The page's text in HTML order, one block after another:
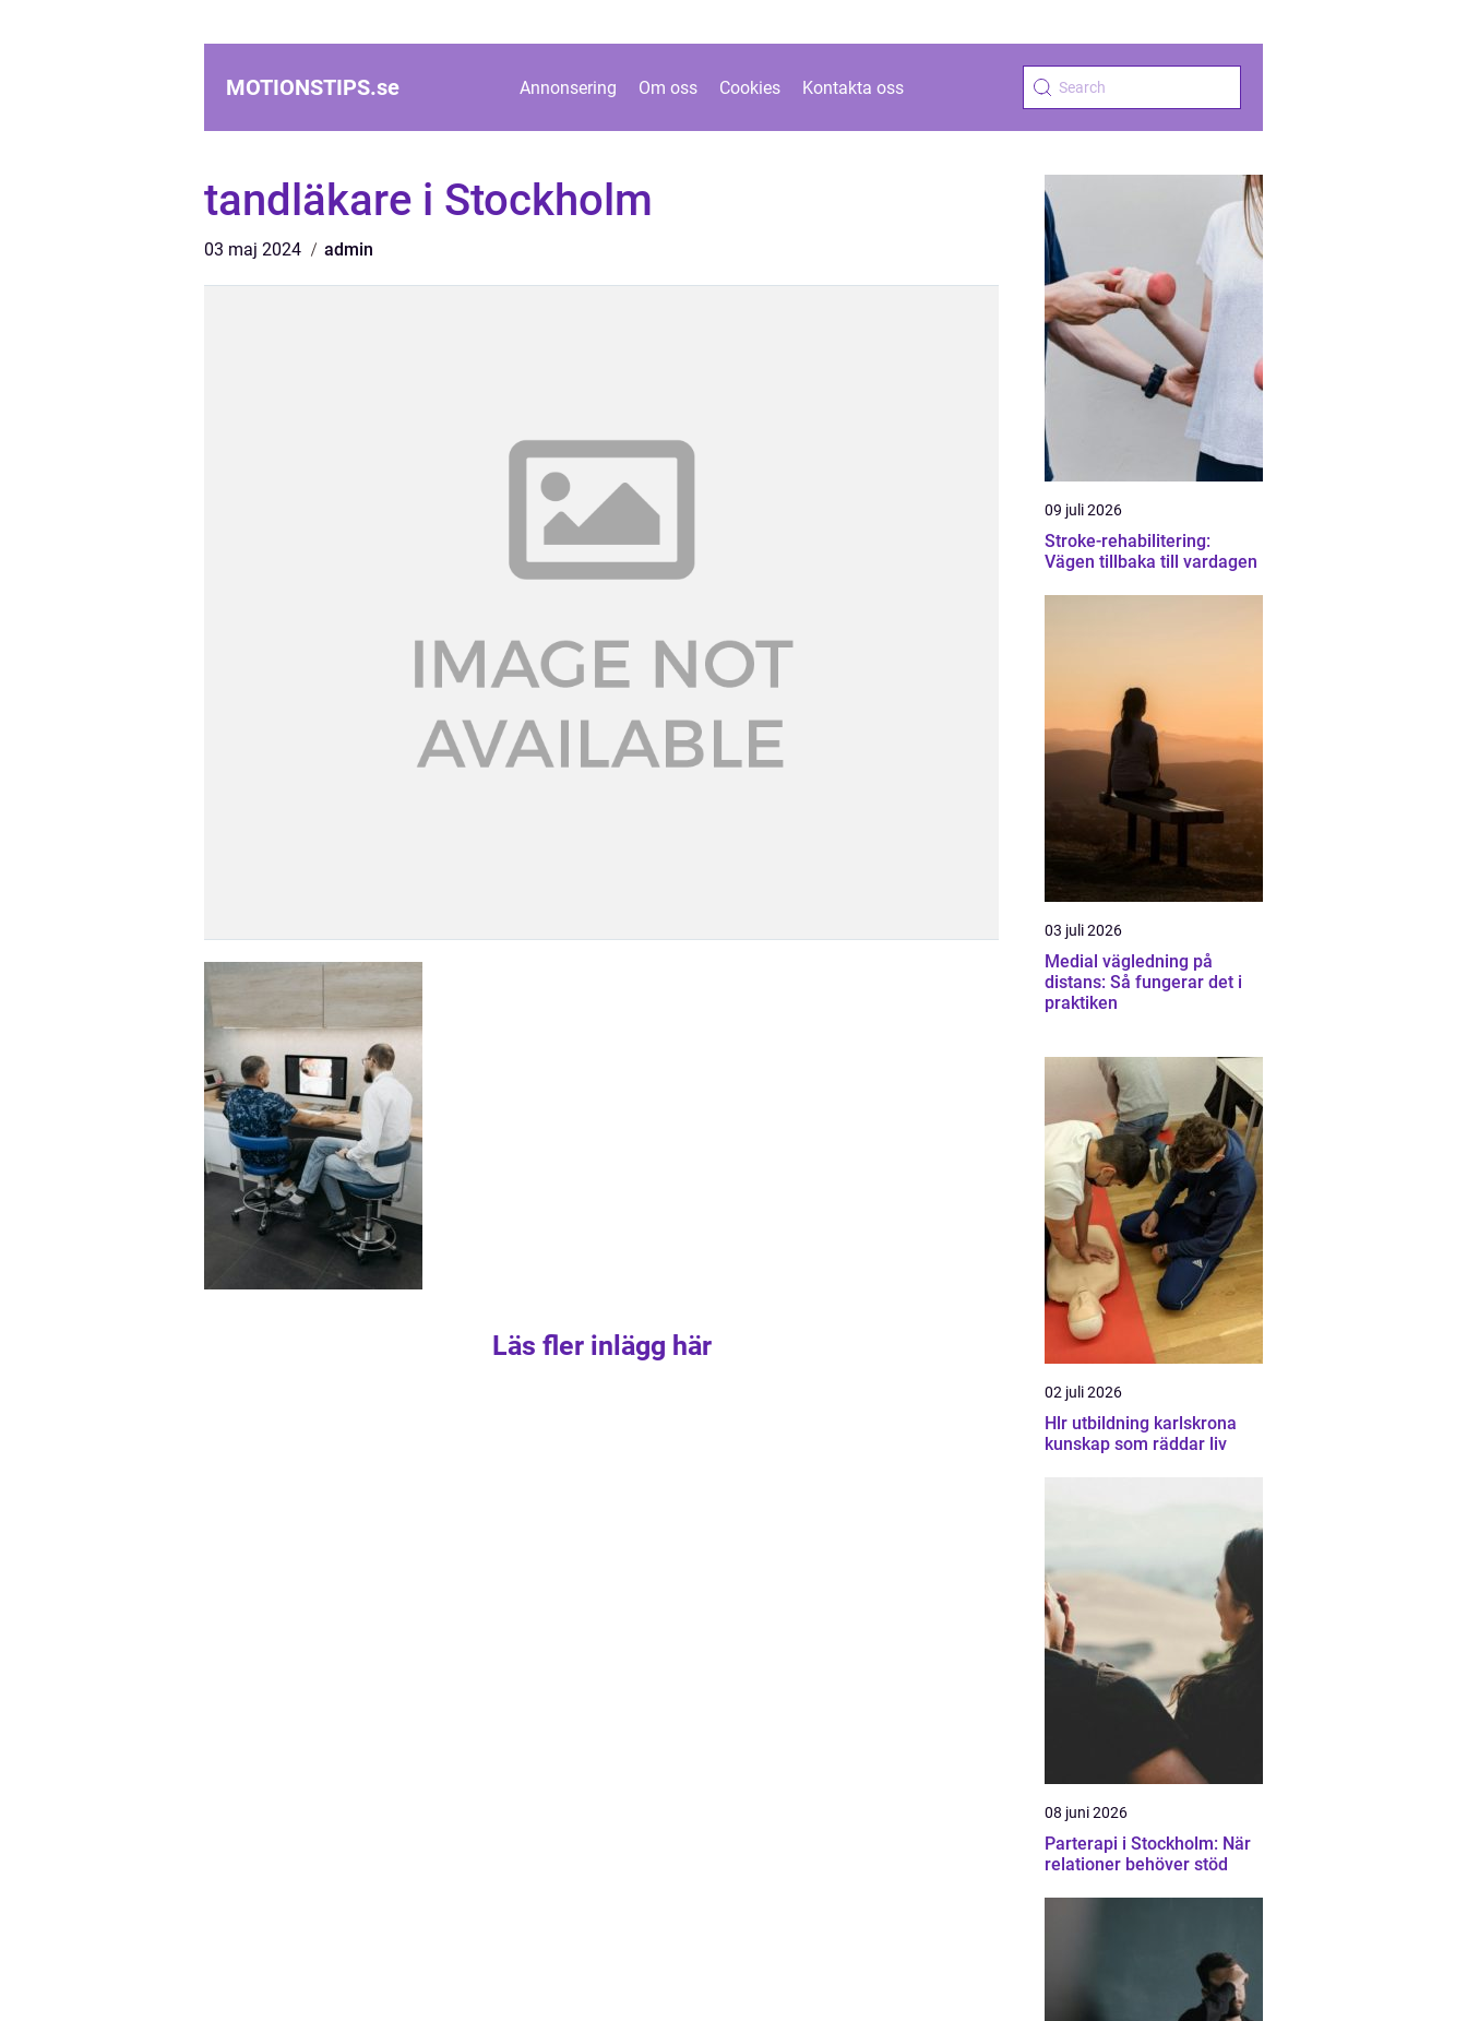
MOTIONSTIPS.se Annonsering Om oss Cookies Kontakta oss
tandläkare i Stockholm
03 maj 2024 admin
Läs fler inlägg här
09 juli 2026
Stroke-rehabilitering:
Vägen tillbaka till vardagen
03 juli 2026
Medial vägledning på
distans: Så fungerar det i
praktiken
02 juli 2026
Hlr utbildning karlskrona
kunskap som räddar liv
08 juni 2026
Parterapi i Stockholm: När
relationer behöver stöd